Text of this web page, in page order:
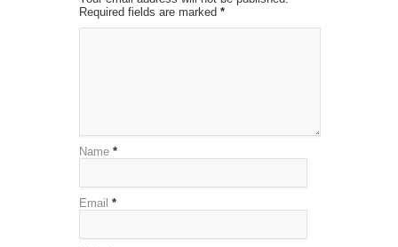
Required fields are marked *
Name *
Email *